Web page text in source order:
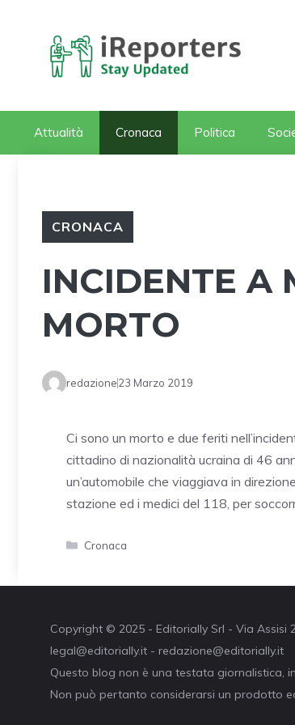
contenuto
Attualità Cronaca Politica
CRONACA
INCIDENTE A
MORTO
redazione23 Marzo 2019
Ci sono un morto e due feriti
cittadino di nazionalità ucraina di 46
un’automobile che viaggiava in
stazione ed i medici del 118, per
Categorie
Cronaca
Copyright © 2025 - Editorially Srl - Via Assisi
legal@editorially.it - redazione@editorially.it
Questo blog non è una testata giornalistica,
Non può pertanto considerarsi un prodotto